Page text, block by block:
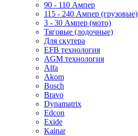
90 - 110 Ампер
115 - 240 Ампер (грузовые)
3 - 30 Ампер (мото)
Тяговые (лодочные)
Для скутера
EFB технология
AGM технология
Alfa
Akom
Bosch
Bravo
Dynamatrix
Edcon
Exide
Kainar